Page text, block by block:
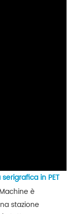
in PET
è
stazione